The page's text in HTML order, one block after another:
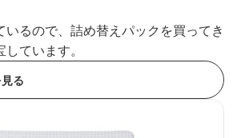
いるので、詰め替えパックを買ってき
ています。
る